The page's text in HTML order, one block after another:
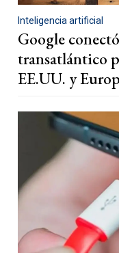
Inteligencia artificial
Google
transatlántico
EE.UU. y